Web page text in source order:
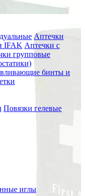
Аптечки
IFAK Аптечки с
групповые
бинты и
Повязки гелевые
иглы